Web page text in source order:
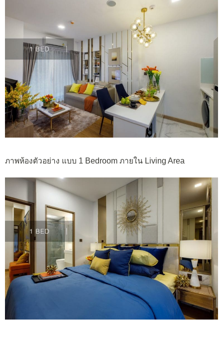
ภาพห้องตัวอย่าง แบบ 1 Bedroom ภายใน Living Area